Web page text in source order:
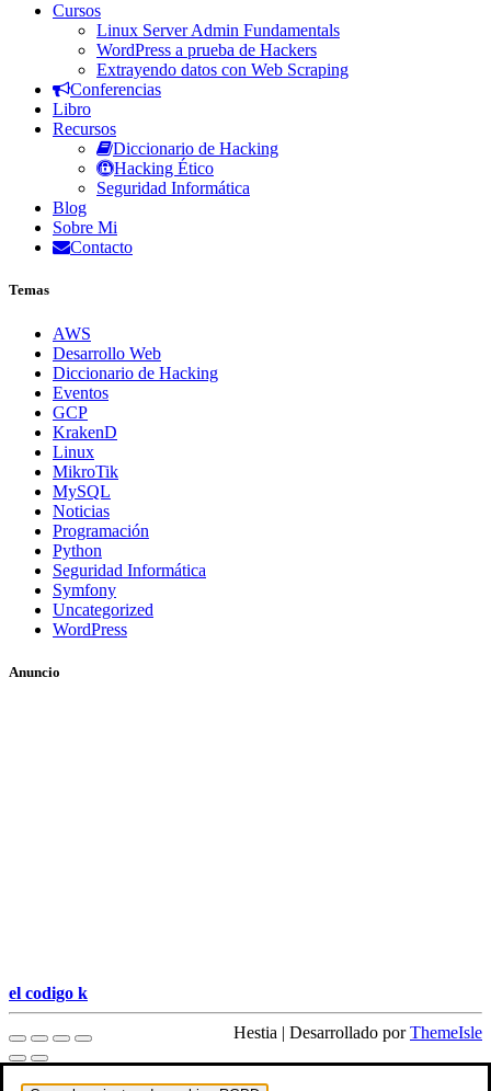
Cursos
Linux Server Admin Fundamentals
WordPress a prueba de Hackers
Extrayendo datos con Web Scraping
Conferencias
Libro
Recursos
Diccionario de Hacking
Hacking Ético
Seguridad Informática
Blog
Sobre Mi
Contacto
Temas
AWS
Desarrollo Web
Diccionario de Hacking
Eventos
GCP
KrakenD
Linux
MikroTik
MySQL
Noticias
Programación
Python
Seguridad Informática
Symfony
Uncategorized
WordPress
Anuncio
el codigo k
Hestia | Desarrollado porThemeIsle